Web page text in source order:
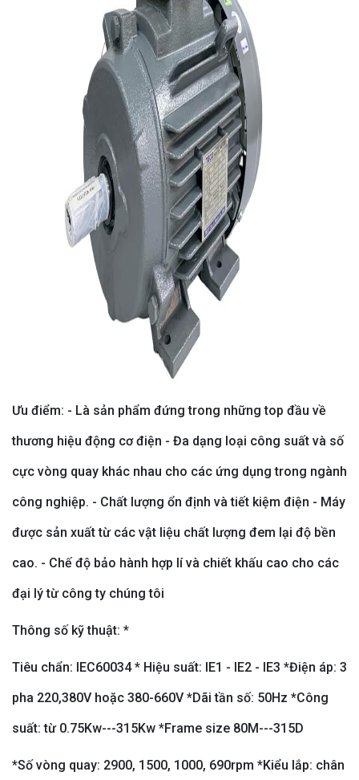
Ưu điểm: - Là sản phẩm đứng trong những top đầu về
thương hiệu động cơ điện - Đa dạng loại công suất và số
cực vòng quay khác nhau cho các ứng dụng trong ngành
công nghiệp. - Chất lượng ổn định và tiết kiệm điện - Máy
được sản xuất từ các vật liệu chất lượng đem lại độ bền
cao. - Chế độ bảo hành hợp lí và chiết khấu cao cho các
đại lý từ công ty chúng tôi
Thông số kỹ thuật: *
Tiêu chẩn: IEC60034 * Hiệu suất: IE1 - IE2 - IE3 *Điện áp: 3
pha 220,380V hoặc 380-660V *Dãi tần số: 50Hz *Công
suất: từ 0.75Kw---315Kw *Frame size 80M---315D
*Số vòng quay: 2900, 1500, 1000, 690rpm *Kiểu lắp: chân